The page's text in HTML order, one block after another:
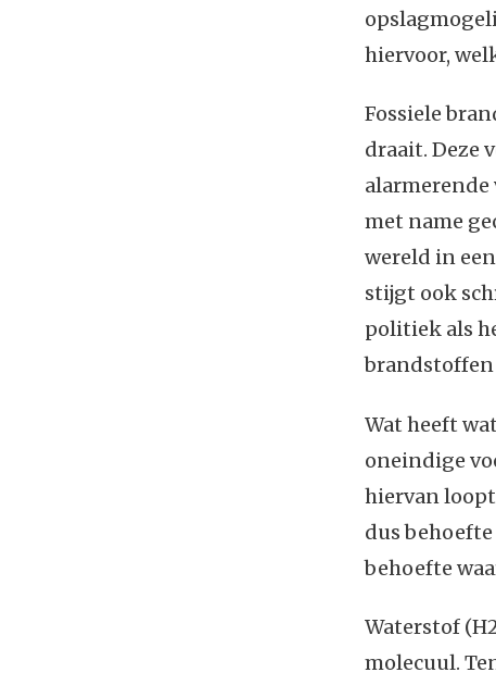
hiervoor,
Fossiele
draait. Deze
met name
wereld in
stijgt ook
politiek als
Wat heeft
oneindige
hiervan
dus
behoefte
Waterstof
molecuul.